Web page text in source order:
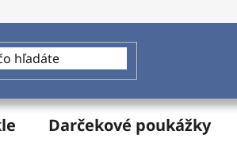
Darčekové poukážky